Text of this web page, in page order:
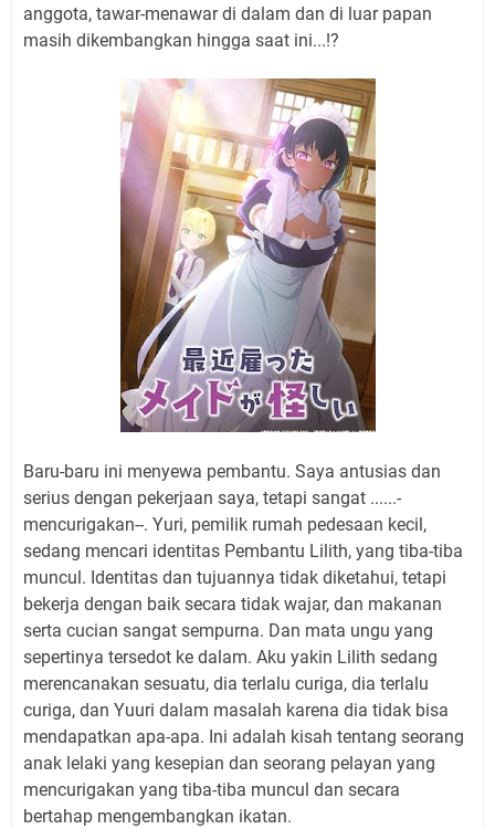
anggota, tawar-menawar di dalam dan di luar papan
masih dikembangkan hingga saat ini...!?
Baru-baru ini menyewa pembantu. Saya antusias dan
serius dengan pekerjaan saya, tetapi sangat ......-
mencurigakan--. Yuri, pemilik rumah pedesaan kecil,
sedang mencari identitas Pembantu Lilith, yang tiba-tiba
muncul. Identitas dan tujuannya tidak diketahui, tetapi
bekerja dengan baik secara tidak wajar, dan makanan
serta cucian sangat sempurna. Dan mata ungu yang
sepertinya tersedot ke dalam. Aku yakin Lilith sedang
merencanakan sesuatu, dia terlalu curiga, dia terlalu
curiga, dan Yuuri dalam masalah karena dia tidak bisa
mendapatkan apa-apa. Ini adalah kisah tentang seorang
anak lelaki yang kesepian dan seorang pelayan yang
mencurigakan yang tiba-tiba muncul dan secara
bertahap mengembangkan ikatan.